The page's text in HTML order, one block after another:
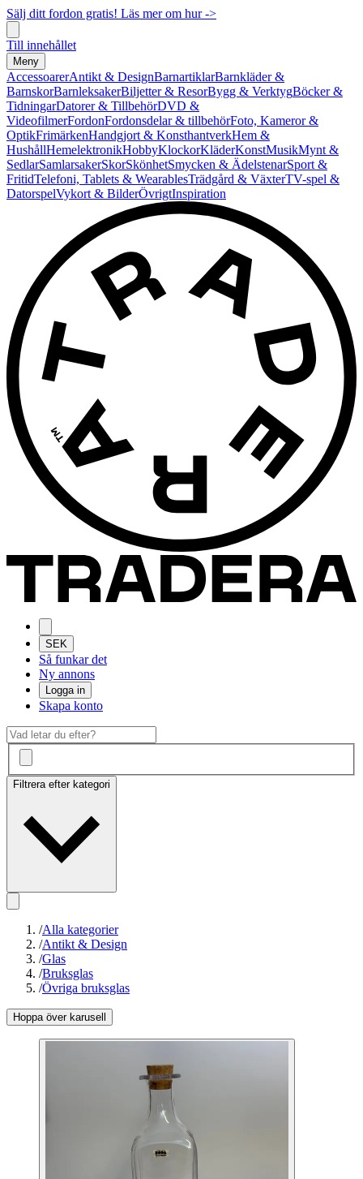
Sälj ditt fordon gratis! Läs mer om hur ->
Till innehållet
Meny
AccessoarerAntikt & DesignBarnartiklarBarnkläder &
BarnskorBarnleksakerBiljetter & ResorBygg & VerktygBöcker &
TidningarDatorer & TillbehörDVD &
VideofilmerFordonFordonsdelar & tillbehörFoto, Kameror &
OptikFrimärkenHandgjort & KonsthantverkHem &
HushållHemelektronikHobbyKlockorKläderKonstMusikMynt &
SedlarSamlarsakerSkorSkönhetSmycken & ÄdelstenarSport &
FritidTelefoni, Tablets & WearablesTrädgård & VäxterTV-spel &
DatorspelVykort & BilderÖvrigtInspiration
SEK
Så funkar det
Ny annons
Logga in
Skapa konto
Filtrera efter kategori
/Alla kategorier
/Antikt & Design
/Glas
/Bruksglas
/Övriga bruksglas
Hoppa över karusell